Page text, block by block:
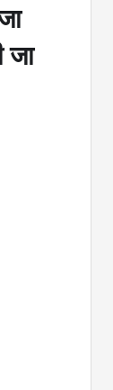
जा